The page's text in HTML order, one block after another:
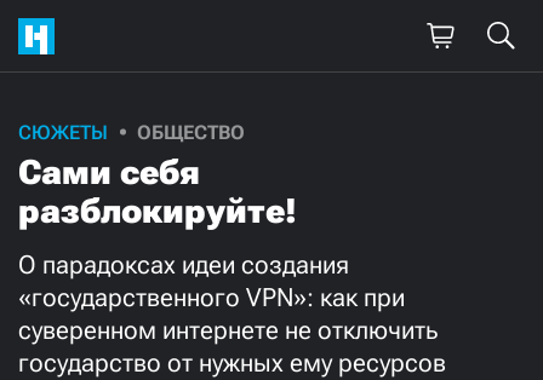
СЮЖЕТЫ ОБЩЕСТВО
Сами себя
разблокируйте!
О парадоксах идеи создания
«государственного VPN»: как при
суверенном интернете не отключить
государство от нужных ему ресурсов
Поддержите
нашу работу!
Ежемесячно
3000 1000
500 300